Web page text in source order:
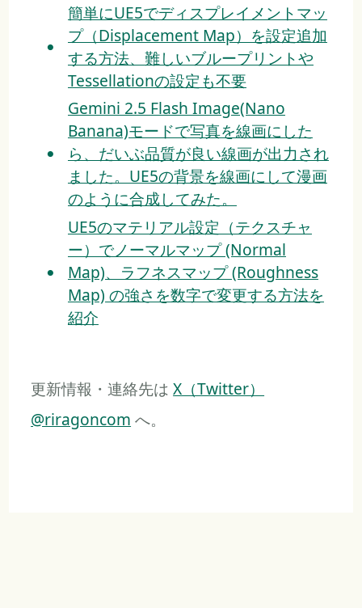
簡単にUE5でディスプレイメントマッ
プ（Displacement Map）を設定追加
する方法、難しいブループリントや
Tessellationの設定も不要
Gemini 2.5 Flash Image(Nano
Banana)モードで写真を線画にした
ら、だいぶ品質が良い線画が出力され
ました。UE5の背景を線画にして漫画
のように合成してみた。
UE5のマテリアル設定（テクスチャ
ー）でノーマルマップ (Normal
Map)、ラフネスマップ (Roughness
Map) の強さを数字で変更する方法を
紹介
更新情報・連絡先はX（Twitter）
@riragoncom へ。